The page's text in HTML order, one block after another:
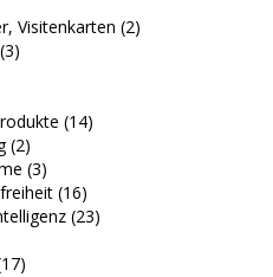
Visitenkarten (2)
(14)
(2)
(3)
(16)
(23)